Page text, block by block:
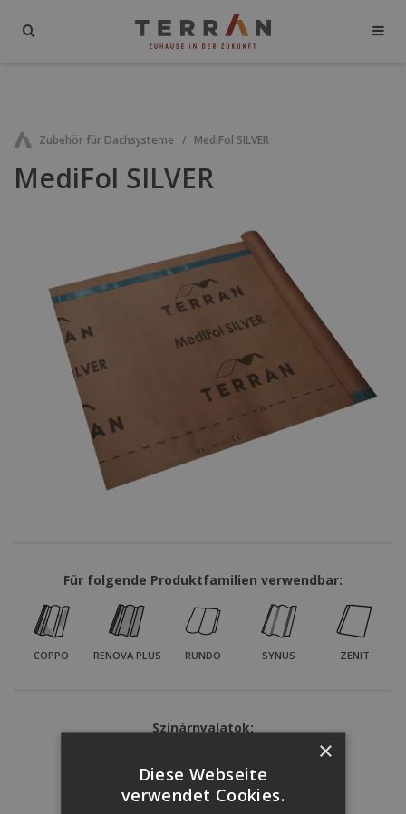
Zubehör für Dachsysteme MediFol SILVER
MediFol SILVER
Für folgende Produktfamilien verwendbar:
COPPO RENOVA PLUS RUNDO SYNUS ZENIT
Színárnyalatok:
GRAU SCHWARZ
×
Diese Webseite
verwendet Cookies.